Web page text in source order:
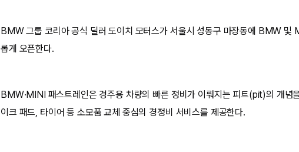
BMW 그룹 코리아 공식 딜러 도이치 모터스가 서울시 성동구 마장동에 BMW 및
롭게 오픈한다.
BMW·MINI 패스트레인은 경주용 차량의 빠른 정비가 이뤄지는 피트(pit)의 개념
이크 패드, 타이어 등 소모품 교체 중심의 경정비 서비스를 제공한다.